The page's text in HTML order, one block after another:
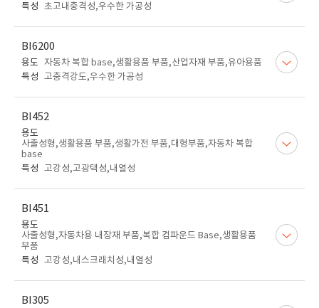
특성 초고내충격성,우수한 가공성
BI6200
용도
자동차 복합 base,생활용품 부품,산업자재 부품,유아용품
특성 고충격강도,우수한 가공성
BI452
용도
사출성형,생활용품 부품,생활가전 부품,대형부품,자동차 복합
base
특성 고강성,고광택성,내열성
BI451
용도
사출성형,자동차용 내장재 부품,복합 컴파운드 Base,생활용품
부품
특성 고강성,내스크래치성,내열성
BI305